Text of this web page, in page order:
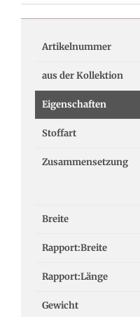
Artikelnummer
aus der Kollektion
Eigenschaften
Stoffart
Zusammensetzung
Breite
Rapport:Breite
Rapport:Länge
Gewicht